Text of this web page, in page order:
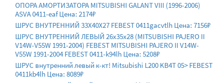
ОПОРА АМОРТИЗАТОРА MITSUBISHI GALANT VIII (1996-2006)
ASVA 0411-eaf Цена: 2174₽
ШРУС ВНУТРЕННИЙ 33X40X27 FEBEST 0411gacvtlh Цена: 7156₽
ШРУС ВНУТРЕННИЙ ЛЕВЫЙ 26x35x28 (MITSUBISHI PAJERO II
V14W-V55W 1991-2004) FEBEST MITSUBISHI PAJERO II V14W-
V55W 1991-2004 FEBEST 0411-k94lh Цена: 5208₽
ШРУС внутренний левый к-кт! Mitsubishi L200 KB4T 05> FEBEST
0411kb4lh Цена: 8089₽